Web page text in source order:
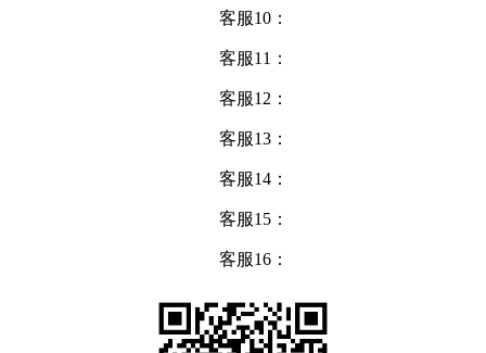
客服10：
客服11：
客服12：
客服13：
客服14：
客服15：
客服16：